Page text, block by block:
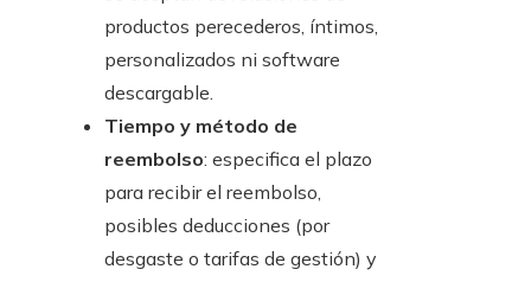
productos perecederos, íntimos,
personalizados ni software
descargable.
Tiempo y método de
reembolso: especifica el plazo
para recibir el reembolso,
posibles deducciones (por
desgaste o tarifas de gestión) y